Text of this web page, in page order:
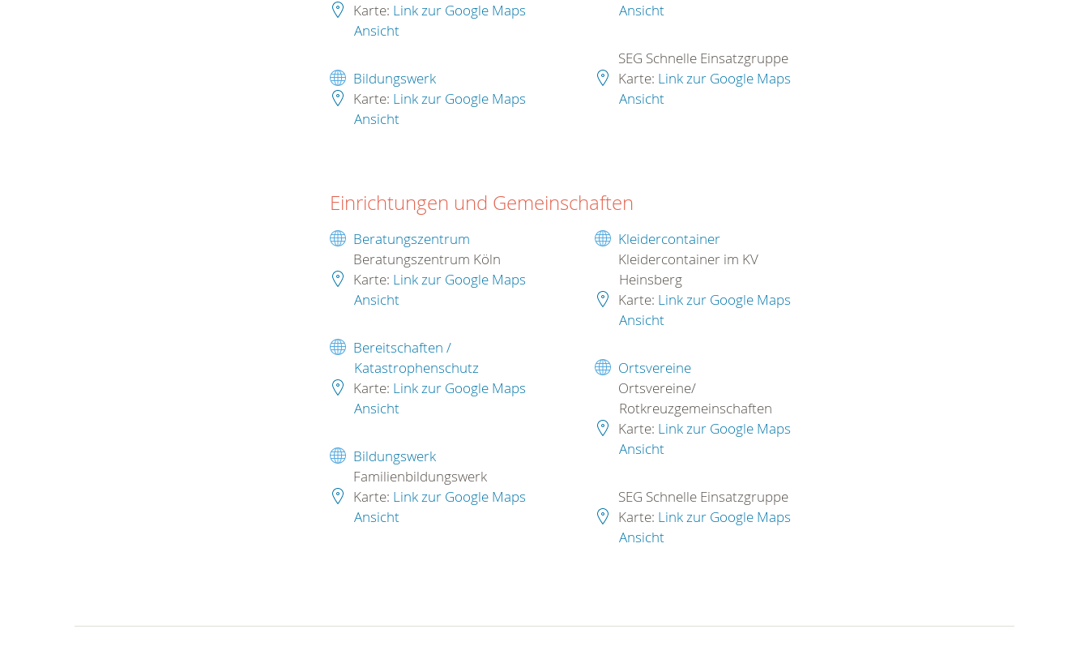
Karte: Link zur Google Maps
Ansicht
Bildungswerk
Karte: Link zur Google Maps
Ansicht
Ansicht
SEG Schnelle Einsatzgruppe
Karte: Link zur Google Maps
Ansicht
Einrichtungen und Gemeinschaften
Beratungszentrum
Beratungszentrum Köln
Karte: Link zur Google Maps
Ansicht
Bereitschaften /
Katastrophenschutz
Karte: Link zur Google Maps
Ansicht
Bildungswerk
Familienbildungswerk
Karte: Link zur Google Maps
Ansicht
Kleidercontainer
Kleidercontainer im KV
Heinsberg
Karte: Link zur Google Maps
Ansicht
Ortsvereine
Ortsvereine/
Rotkreuzgemeinschaften
Karte: Link zur Google Maps
Ansicht
SEG Schnelle Einsatzgruppe
Karte: Link zur Google Maps
Ansicht